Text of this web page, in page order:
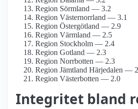
Region Sörmland — 3.2
Region Västernorrland — 3.1
Region Östergötland — 2.9
Region Värmland — 2.5
Region Stockholm — 2.4
Region Gotland — 2.3
Region Norrbotten — 2.3
Region Jämtland Härjedalen —
Region Västerbotten — 2.0
Integritet bland